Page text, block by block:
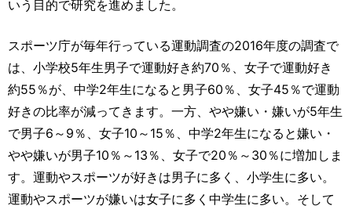
いう目的で研究を進めました。
スポーツ庁が毎年行っている運動調査の2016年度の調査で
は、小学校5年生男子で運動好き約70％、女子で運動好き
約55％が、中学2年生になると男子60％、女子45％で運動
好きの比率が減ってきます。一方、やや嫌い・嫌いが5年生
で男子6～9％、女子10～15％、中学2年生になると嫌い・
やや嫌いが男子10％～13％、女子で20％～30％に増加しま
す。運動やスポーツが好きは男子に多く、小学生に多い。
運動やスポーツが嫌いは女子に多く中学生に多い。そして